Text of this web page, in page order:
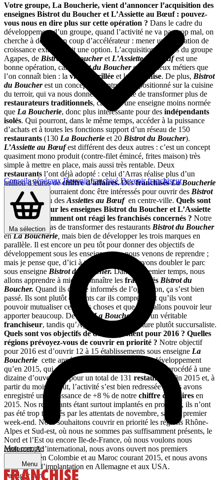
Conseils générauxDevenir franchisé Devenir franchiseur
Ma sélection
Mon compte
Menu
Votre groupe, La Boucherie, vient d’annoncer l’acquisition des
enseignes Bistrot du Boucher et L’Assiette au Bœuf : pouvez-
vous nous en dire plus sur cette opération ? Dans le cadre du
développement d’un groupe, quand l’activité ne va pas trop mal, on
cherche à donner un coup d’accélérateur : mener une opération de
croissance externe était une option. L’acquisition, auprès du groupe
Agapes, de Bistrot du Boucheret L’Assiette au Bœuf est une
bonne opération, car
Bistrot du Boucherexerce deux métiers que
l’on connaît bien : la viande grillée et la franchise. De plus, Bistrot
du Boucher est un concept de centre-ville, positionné sur la cuisine
du terroir, qui va nous donner la possibilité de transformer plus de
restaurateurs traditionnels, car c’est une enseigne moins normée
que La Boucherie, donc plus intéressante pour des indépendants
isolés. Qui pourront, dans le même temps, accéder à la puissance
d’achats et à toutes les fonctions support d’un réseau de 150
restaurants (130 La Boucherie et 20 Bistrot du Boucher).
L’Assiette au Bœufest différent des deux autres : c’est un concept
quasiment mono produit (contre-filet émincé, frites maison) très
simple à mettre en place, mais aussi très rentable. Deux
restaurants l’ont déjà adopté : celui d’Arras réalise plus d’un
million d’euros dechiffre d’affaires.Desfranchisés La Boucherie
en périphérie pourraient donc être intéressés pour ouvrir des Bistrot
du Boucherou des Assiettes au Bœuf en centre-ville. Quels sont
vos projets pour les enseignes Bistrot du Boucher et L’Assiette
au Bœuf ? Comment ont réagi les franchisés concernés ? Notre
volonté n’est pas de transformer des restaurants Bistrot du Boucher
enLa Boucherie mais bien de développer les trois marques en
parallèle. Il est encore un peu tôt pour donner des objectifs de
développement sous les enseignes que nous venons de reprendre ;
mais je pense que, d’ici à trois ans, nous pouvons doubler le parc
sous enseigne Bistrot du Boucher.Dans un premier temps, nous
allons apprendre à mieux connaître les franchisés Bistrot du
Boucher. Quand ils ont été informés de l’opération, ça s’est bien
passé. Ils sont plutôt contents car ils comprennent qu’ils vont
pouvoir mutualiser certaines choses et que nous allons pouvoir leur
apporter beaucoup. De plus,La Boucherie
est un véritable
franchiseur, tandis qu’Agapes avait une culture plutôt succursaliste.
Quels sont vos objectifs de développement pour 2016 ? Quelles
régions prévoyez-vous de couvrir en priorité ? Notre objectif
pour 2016 est d’ouvrir 12 à 15 établissements sous enseigne La
Boucherie cette année, soit le même rythme de développement
qu’en 2015, qui a été une bonne année : nous avons procédé à une
dizaine d’ouvertures pour un total de 131 restaurants
fin 2015 et, à
partir du mois d’août, l’activité s’est bien redressée : nous avons
enregistré une croissance de +8 % de notre chiffre d’affaires en
2015. Nos restaurants étant surtout implantés en province, ils n’ont
pas été trop touchés par les attentats de novembre, sauf le premier
week-end. Nous souhaitons couvrir en priorité les régions Rhône-
Alpes et Sud-est, où nous ne sommes pas suffisamment présents, le
Nord et l’Est ou encore Ile-de-France, où nous voulons nous
renforcer. A l’international, nous avons ouvert nos premiers
restaurants en Colombie et au Maroc courant 2015, et nous avons
des projets d’implantation en Allemagne et aux USA.
Partager sur :